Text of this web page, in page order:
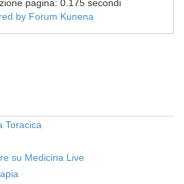
pagina: 0.175 secondi
by Forum Kunena
Toracica
su Medicina Live